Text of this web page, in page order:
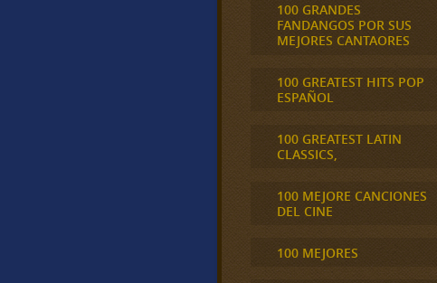
100 GRANDES
FANDANGOS POR SUS
MEJORES CANTAORES
100 GREATEST HITS POP
ESPAÑOL
100 GREATEST LATIN
CLASSICS,
100 MEJORE CANCIONES
DEL CINE
100 MEJORES